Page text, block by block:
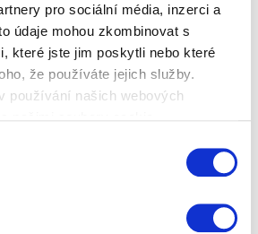
pro sociální média, inzerci a
údaje mohou zkombinovat s
které jste jim poskytli nebo které
že používáte jejich služby.
používání našich webových